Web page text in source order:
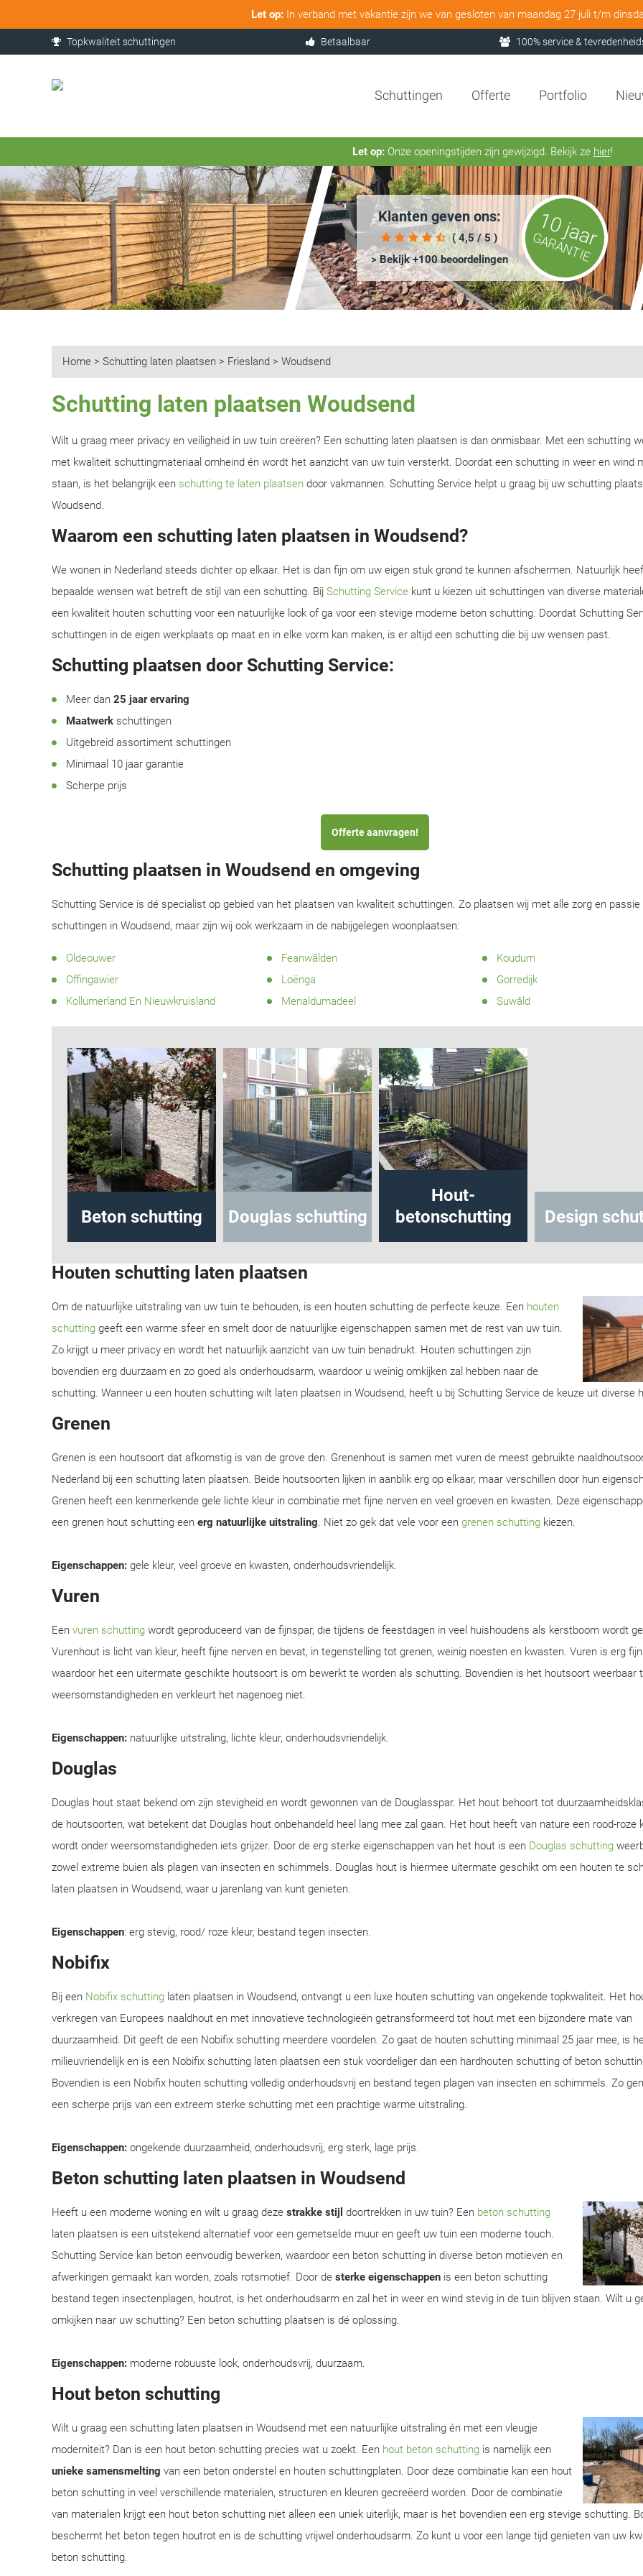
Let op:In verband met vakantie zijn we van gesloten van maandag 27 juli t/m
Topkwaliteit schuttingen Betaalbaar 100% service &
Schuttingen Offerte Portfolio
Let op:Onze openingstijden zijn gewijzigd. Bekijk ze hier!
Klanten geven ons:
( 4,5 / 5 )
> Bekijk +100 beoordelingen
10 jaar
GARANTIE
Home > Schutting laten plaatsen > Friesland > Woudsend
Schutting laten plaatsen Woudsend
Wilt u graag meer privacy en veiligheid in uw tuin creëren? Een schutting laten plaatsen is dan onmisbaar. Met een schutting
met kwaliteit schuttingmateriaal omheind én wordt het aanzicht van uw tuin versterkt. Doordat een schutting in weer en wind
staan, is het belangrijk een schutting te laten plaatsen door vakmannen. Schutting Service helpt u graag bij uw schutting
Woudsend.
Waarom een schutting laten plaatsen in Woudsend?
We wonen in Nederland steeds dichter op elkaar. Het is dan fijn om uw eigen stuk grond te kunnen afschermen. Natuurlijk
bepaalde wensen wat betreft de stijl van een schutting. Bij Schutting Service kunt u kiezen uit schuttingen van diverse
een kwaliteit houten schutting voor een natuurlijke look of ga voor een stevige moderne beton schutting. Doordat Schutting
schuttingen in de eigen werkplaats op maat en in elke vorm kan maken, is er altijd een schutting die bij uw wensen past.
Schutting plaatsen door Schutting Service:
Meer dan 25 jaar ervaring
Maatwerk schuttingen
Uitgebreid assortiment schuttingen
Minimaal 10 jaar garantie
Scherpe prijs
Offerte aanvragen!
Schutting plaatsen in Woudsend en omgeving
Schutting Service is dé specialist op gebied van het plaatsen van kwaliteit schuttingen. Zo plaatsen wij met alle zorg en passie
schuttingen in Woudsend, maar zijn wij ook werkzaam in de nabijgelegen woonplaatsen:
Oldeouwer Feanwâlden
Koudum
Offingawier
Loënga
Gorredijk
Kollumerland En Nieuwkruisland
Menaldumadeel Suwâld
Beton schutting Douglas schutting
Hout-
betonschutting
Design
Houten schutting laten plaatsen
Om de natuurlijke uitstraling van uw tuin te behouden, is een houten schutting de perfecte keuze. Een houten
schutting geeft een warme sfeer en smelt door de natuurlijke eigenschappen samen met de rest van uw tuin.
Zo krijgt u meer privacy en wordt het natuurlijk aanzicht van uw tuin benadrukt. Houten schuttingen zijn
bovendien erg duurzaam en zo goed als onderhoudsarm, waardoor u weinig omkijken zal hebben naar de
schutting. Wanneer u een houten schutting wilt laten plaatsen in Woudsend, heeft u bij Schutting Service de keuze uit diverse
Grenen
Grenen is een houtsoort dat afkomstig is van de grove den. Grenenhout is samen met vuren de meest gebruikte
Nederland bij een schutting laten plaatsen. Beide houtsoorten lijken in aanblik erg op elkaar, maar verschillen door hun
Grenen heeft een kenmerkende gele lichte kleur in combinatie met fijne nerven en veel groeven en kwasten. Deze
een grenen hout schutting een erg natuurlijke uitstraling. Niet zo gek dat vele voor een grenen schutting kiezen.
Eigenschappen: gele kleur, veel groeve en kwasten, onderhoudsvriendelijk.
Vuren
Een vuren schutting wordt geproduceerd van de fijnspar, die tijdens de feestdagen in veel huishoudens als kerstboom wordt
Vurenhout is licht van kleur, heeft fijne nerven en bevat, in tegenstelling tot grenen, weinig noesten en kwasten. Vuren is erg
waardoor het een uitermate geschikte houtsoort is om bewerkt te worden als schutting. Bovendien is het houtsoort weerbaar
weersomstandigheden en verkleurt het nagenoeg niet.
Eigenschappen: natuurlijke uitstraling, lichte kleur, onderhoudsvriendelijk.
Douglas
Douglas hout staat bekend om zijn stevigheid en wordt gewonnen van de Douglasspar. Het hout behoort tot
de houtsoorten, wat betekent dat Douglas hout onbehandeld heel lang mee zal gaan. Het hout heeft van nature een rood-roze
wordt onder weersomstandigheden iets grijzer. Door de erg sterke eigenschappen van het hout is een Douglas schutting
zowel extreme buien als plagen van insecten en schimmels. Douglas hout is hiermee uitermate geschikt om een houten te
laten plaatsen in Woudsend, waar u jarenlang van kunt genieten.
Eigenschappen: erg stevig, rood/ roze kleur, bestand tegen insecten.
Nobifix
Bij een Nobifix schutting laten plaatsen in Woudsend, ontvangt u een luxe houten schutting van ongekende topkwaliteit. Het
verkregen van Europees naaldhout en met innovatieve technologieën getransformeerd tot hout met een bijzondere mate van
duurzaamheid. Dit geeft de een Nobifix schutting meerdere voordelen. Zo gaat de houten schutting minimaal 25 jaar mee, is
milieuvriendelijk en is een Nobifix schutting laten plaatsen een stuk voordeliger dan een hardhouten schutting of beton
Bovendien is een Nobifix houten schutting volledig onderhoudsvrij en bestand tegen plagen van insecten en schimmels. Zo
een scherpe prijs van een extreem sterke schutting met een prachtige warme uitstraling.
Eigenschappen: ongekende duurzaamheid, onderhoudsvrij, erg sterk, lage prijs.
Beton schutting laten plaatsen in Woudsend
Heeft u een moderne woning en wilt u graag deze strakke stijl doortrekken in uw tuin? Een beton schutting
laten plaatsen is een uitstekend alternatief voor een gemetselde muur en geeft uw tuin een moderne touch.
Schutting Service kan beton eenvoudig bewerken, waardoor een beton schutting in diverse beton motieven en
afwerkingen gemaakt kan worden, zoals rotsmotief. Door de sterke eigenschappen is een beton schutting
bestand tegen insectenplagen, houtrot, is het onderhoudsarm en zal het in weer en wind stevig in de tuin blijven staan. Wilt u
omkijken naar uw schutting? Een beton schutting plaatsen is dé oplossing.
Eigenschappen: moderne robuuste look, onderhoudsvrij, duurzaam.
Hout beton schutting
Wilt u graag een schutting laten plaatsen in Woudsend met een natuurlijke uitstraling én met een vleugje
moderniteit? Dan is een hout beton schutting precies wat u zoekt. Een hout beton schutting is namelijk een
unieke samensmelting van een beton onderstel en houten schuttingplaten. Door deze combinatie kan een hout
beton schutting in veel verschillende materialen, structuren en kleuren gecreëerd worden. Door de combinatie
van materialen krijgt een hout beton schutting niet alleen een uniek uiterlijk, maar is het bovendien een erg stevige schutting.
beschermt het beton tegen houtrot en is de schutting vrijwel onderhoudsarm. Zo kunt u voor een lange tijd genieten van uw
beton schutting.